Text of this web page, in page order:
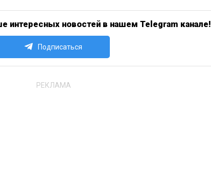
интересных новостей в нашем Telegram канале!
Подписаться
РЕКЛАМА